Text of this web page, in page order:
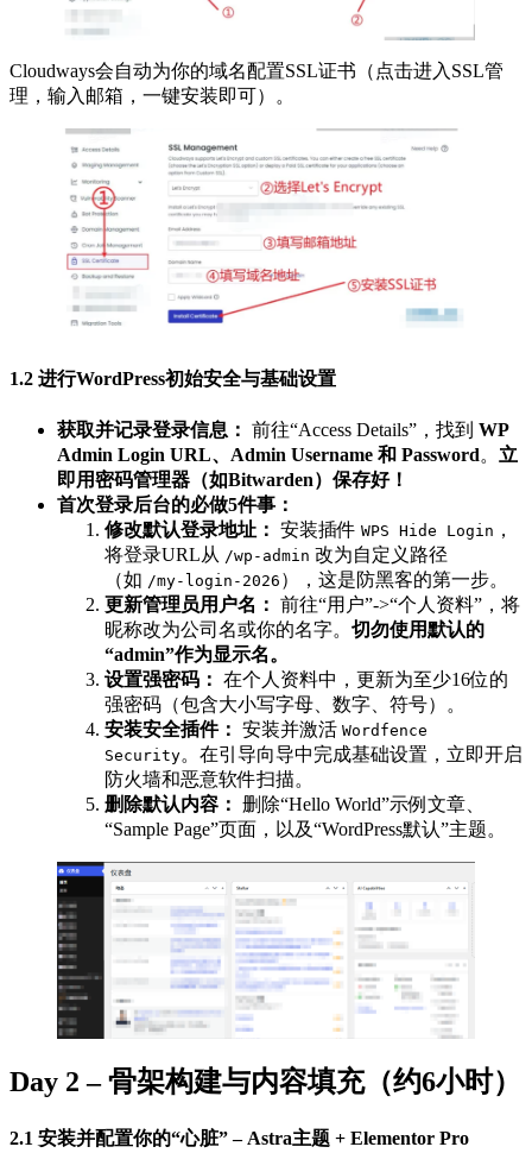
Cloudways会自动为你的域名配置SSL证书（点击进入SSL管
理，输入邮箱，一键安装即可）。
1.2 进行WordPress初始安全与基础设置
获取并记录登录信息： 前往“Access Details”，找到 WP
Admin Login URL、Admin Username 和 Password。 立
即用密码管理器（如Bitwarden）保存好！
首次登录后台的必做5件事：
修改默认登录地址： 安装插件 WPS Hide Login ，
将登录URL从 /wp-admin 改为自定义路径
（如 /my-login-2026 ），这是防黑客的第一步。
更新管理员用户名： 前往“用户”->“个人资料”，将
昵称改为公司名或你的名字。 切勿使用默认的
“admin”作为显示名。
设置强密码： 在个人资料中，更新为至少16位的
强密码（包含大小写字母、数字、符号）。
安装安全插件： 安装并激活 Wordfence
Security。在引导向导中完成基础设置，立即开启
防火墙和恶意软件扫描。
删除默认内容： 删除“Hello World”示例文章、
“Sample Page”页面，以及“WordPress默认”主题。
Day 2 – 骨架构建与内容填充（约6小时）
2.1 安装并配置你的“心脏” – Astra主题 + Elementor Pro